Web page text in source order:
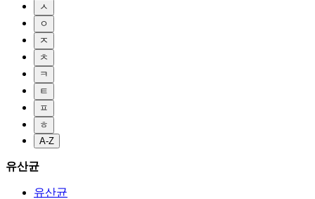
ㅅ
ㅇ
ㅈ
ㅊ
ㅋ
ㅌ
ㅍ
ㅎ
A-Z
유산균
유산균